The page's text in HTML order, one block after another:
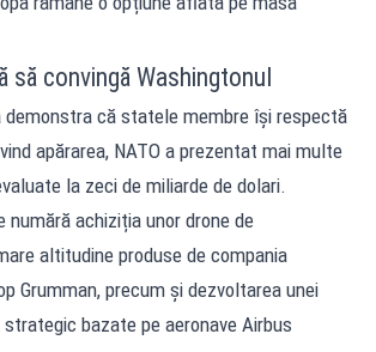
să convingă Washingtonul
demonstra că statele membre își respectă
apărarea, NATO a prezentat mai multe
la zeci de miliarde de dolari.
numără achiziția unor drone de
altitudine produse de compania
Grumman, precum și dezvoltarea unei
bazate pe aeronave Airbus